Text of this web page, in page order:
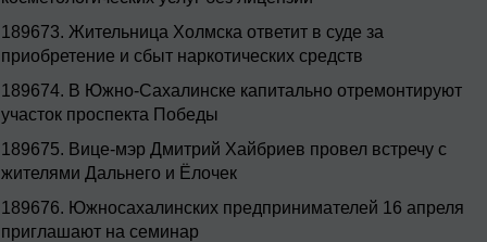
189673. Жительница Холмска ответит в суде за
приобретение и сбыт наркотических средств
189674. В Южно-Сахалинске капитально отремонтируют
участок проспекта Победы
189675. Вице-мэр Дмитрий Хайбриев провел встречу с
жителями Дальнего и Ёлочек
189676. Южносахалинских предпринимателей 16 апреля
приглашают на семинар